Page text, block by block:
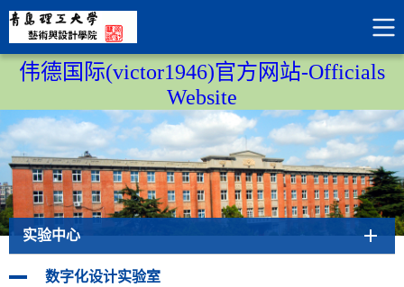
伟德国际(victor1946)官方网站-Officials
Website
实验中心
数字化设计实验室